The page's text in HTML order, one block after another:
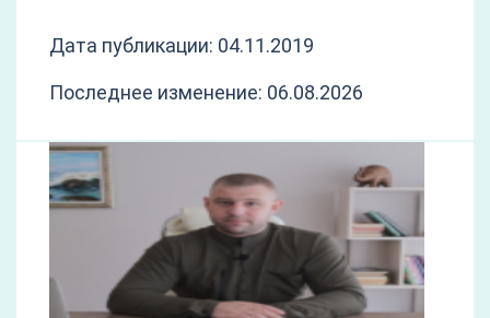
Дата публикации: 04.11.2019
Последнее изменение: 06.08.2026